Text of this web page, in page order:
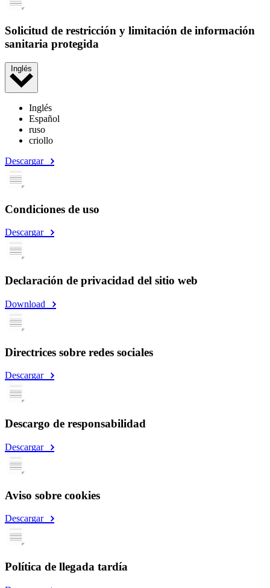
Solicitud de restricción y limitación de información
sanitaria protegida
Inglés
Inglés
Español
ruso
criollo
Descargar
Condiciones de uso
Descargar
Declaración de privacidad del sitio web
Download
Directrices sobre redes sociales
Descargar
Descargo de responsabilidad
Descargar
Aviso sobre cookies
Descargar
Política de llegada tardía